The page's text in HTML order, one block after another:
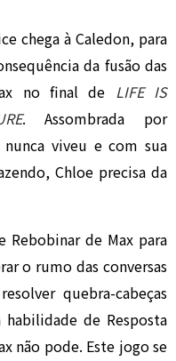
chega à Caledon, para
da fusão das
no final de LIFE IS
. Assombrada por
viveu e com sua
Chloe precisa da
Rebobinar de Max para
o rumo das conversas
quebra-cabeças
de Resposta
não pode. Este jogo se